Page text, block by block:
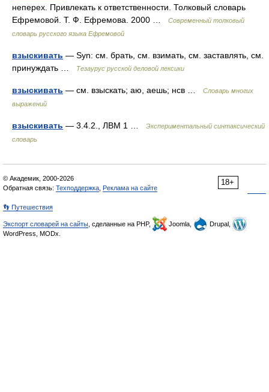
неперех. Привлекать к ответственности. Толковый словарь
Ефремовой. Т. Ф. Ефремова. 2000 …
Современный толковый
словарь русского языка Ефремовой
взыскивать — Syn: см. брать, см. взимать, см. заставлять, см.
принуждать …
Тезаурус русской деловой лексики
взыскивать — см. взыскать; аю, аешь; нсв …
Словарь многих
выражений
взыскивать — 3.4.2., ЛВМ 1 …
Экспериментальный синтаксический
словарь
18+
© Академик, 2000-2026
Обратная связь: Техподдержка Реклама на сайте
👣 Путешествия
Экспорт словарей на сайты , сделанные на PHP, Joomla,
Drupal,
WordPress, MODx.